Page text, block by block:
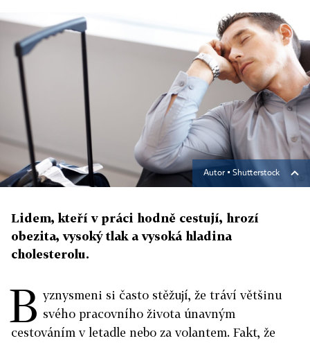
Autor ▪ Shutterstock
Lidem, kteří v práci hodně cestují, hrozí
obezita, vysoký tlak a vysoká hladina
cholesterolu.
B yznysmeni si často stěžují, že tráví většinu
svého pracovního života únavným
cestováním v letadle nebo za volantem. Fakt, že